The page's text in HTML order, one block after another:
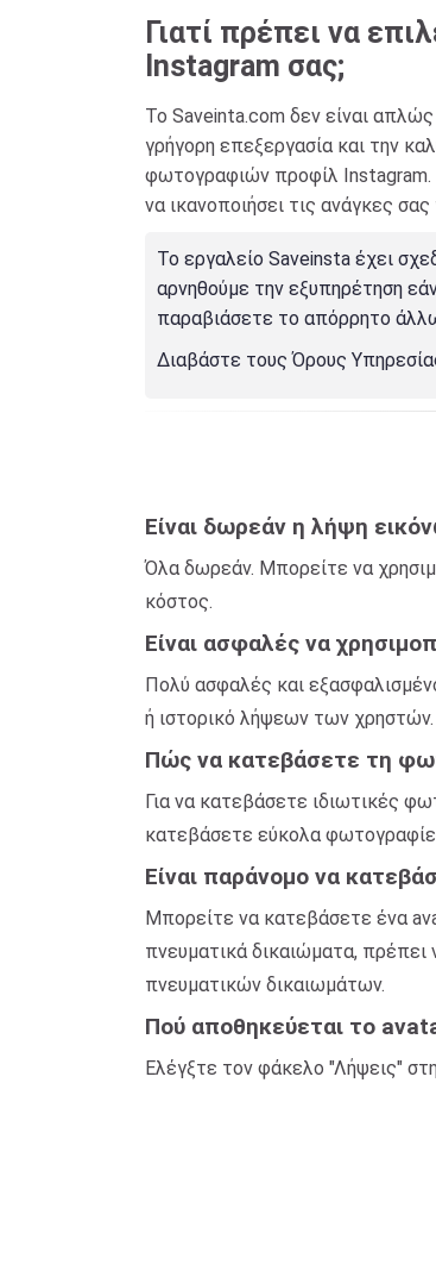
Γιατί πρέπει να
Instagram σας;
Το Saveinta.com δεν είναι
γρήγορη επεξεργασία και την
φωτογραφιών προφίλ Instagram.
να ικανοποιήσει τις ανάγκες
Το εργαλείο Saveinsta έχει
αρνηθούμε την εξυπηρέτηση
παραβιάσετε το απόρρητο
Διαβάστε τους Όρους
Είναι δωρεάν η λήψη
Όλα δωρεάν. Μπορείτε να
κόστος.
Είναι ασφαλές να
Πολύ ασφαλές και
ή ιστορικό λήψεων των χρηστών.
Πώς να κατεβάσετε τη
Για να κατεβάσετε ιδιωτικές
κατεβάσετε εύκολα
Είναι παράνομο να
Μπορείτε να κατεβάσετε ένα
πνευματικά δικαιώματα, πρέπει
πνευματικών δικαιωμάτων.
Πού αποθηκεύεται το
Ελέγξτε τον φάκελο "Λήψεις"